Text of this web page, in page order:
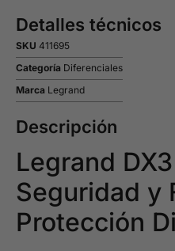
Detalles técnicos
SKU 411695
Categoría Diferenciales
Marca Legrand
Descripción
Legrand
Seguridad y
Protección